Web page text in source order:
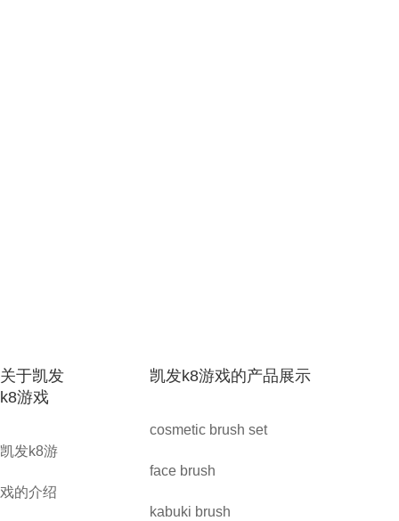
关于凯发
k8游戏
凯发k8游
戏的介绍
凯发k8游戏的产品展示
cosmetic brush set
face brush
kabuki brush